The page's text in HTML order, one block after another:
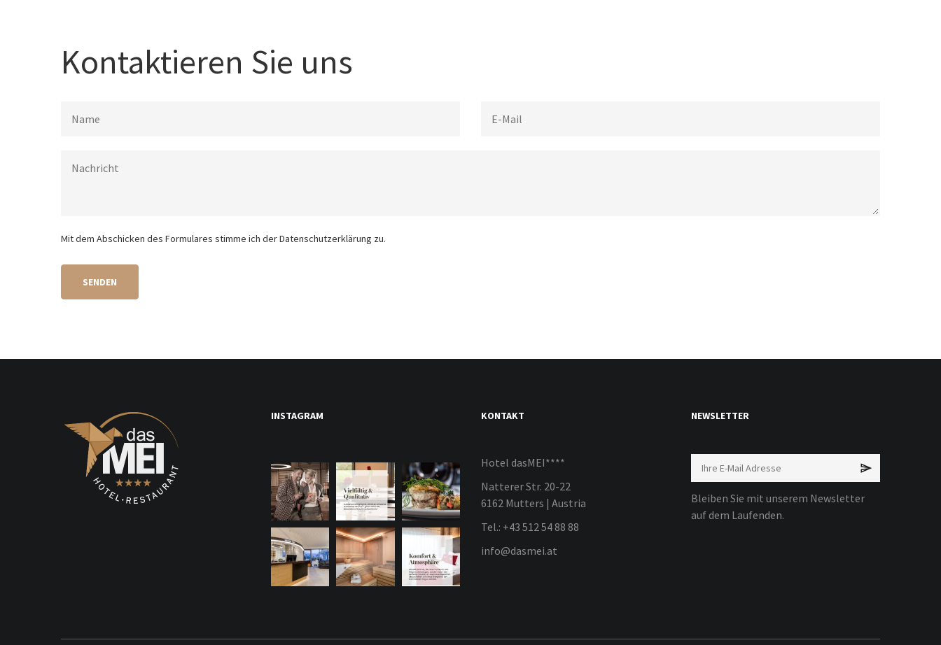
Kontaktieren Sie uns
Mit dem Abschicken des Formulares stimme ich der Datenschutzerklärung zu.
SENDEN
INSTAGRAM KONTAKT
Hotel dasMEI****
Natterer Str. 20-22
6162 Mutters | Austria
Tel.: +43 512 54 88 88
info@dasmei.at
NEWSLETTER
Bleiben Sie mit unserem Newsletter
auf dem Laufenden.